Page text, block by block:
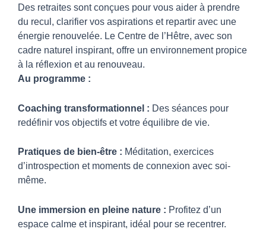
Des retraites sont conçues pour vous aider à prendre
du recul, clarifier vos aspirations et repartir avec une
énergie renouvelée. Le Centre de l’Hêtre, avec son
cadre naturel inspirant, offre un environnement propice
à la réflexion et au renouveau.
Au programme :
Coaching transformationnel : Des séances pour
redéfinir vos objectifs et votre équilibre de vie.
Pratiques de bien-être : Méditation, exercices
d’introspection et moments de connexion avec soi-
même.
Une immersion en pleine nature : Profitez d’un
espace calme et inspirant, idéal pour se recentrer.